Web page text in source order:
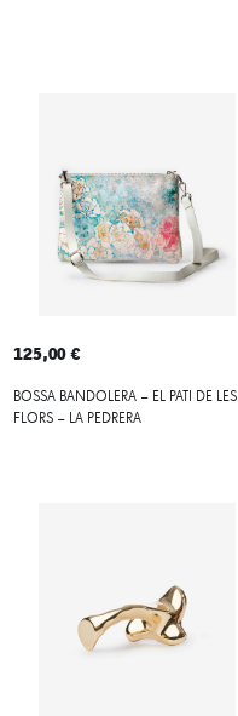
125,00 €
BOSSA BANDOLERA – EL PATI DE LES
FLORS – LA PEDRERA